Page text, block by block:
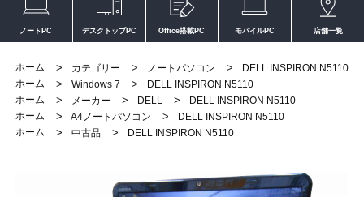
ノートPC デスクトップPC Office搭載PC モバイルPC 店舗一覧
ホーム > カテゴリー > ノートパソコン >
DELL INSPIRON N5110
ホーム
> Windows 7 >
DELL INSPIRON N5110
ホーム
> メーカー > DELL >
DELL INSPIRON N5110
ホーム
> A4ノートパソコン >
DELL INSPIRON N5110
ホーム
> 中古品 > DELL INSPIRON N5110